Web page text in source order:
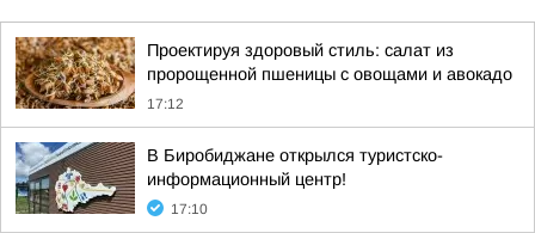
Проектируя здоровый стиль: салат из
пророщенной пшеницы с овощами и авокадо
17:12
В Биробиджане открылся туристско-
информационный центр!
17:10